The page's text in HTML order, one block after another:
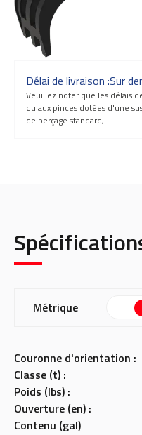
Délai de livraison :Sur
Veuillez noter que les délais
qu'aux pinces dotées d'une
de perçage standard,
Métrique
Couronne d'orientation :
Classe (t) :
Poids (lbs) :
Ouverture (en) :
Contenu (gal)